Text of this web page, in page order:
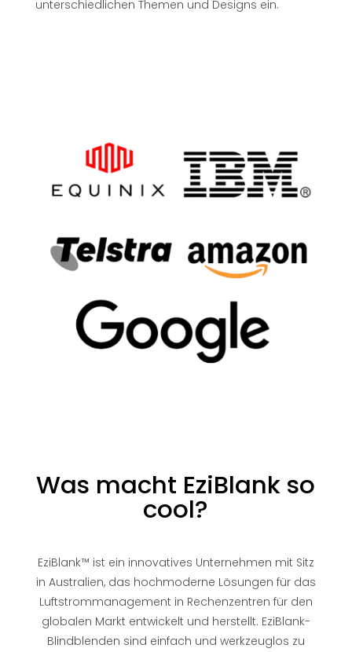
unterschiedlichen Themen und Designs ein.
Was macht EziBlank so
cool?
EziBlank™ ist ein innovatives Unternehmen mit Sitz
in Australien, das hochmoderne Lösungen für das
Luftstrommanagement in Rechenzentren für den
globalen Markt entwickelt und herstellt. EziBlank-
Blindblenden sind einfach und werkzeuglos zu